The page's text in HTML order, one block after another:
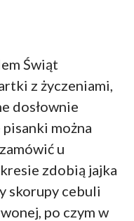
Świąt
z życzeniami,
dosłownie
można
u
zdobią jajka
skorupy cebuli
po czym w